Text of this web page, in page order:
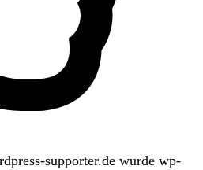
supporter.de wurde wp-